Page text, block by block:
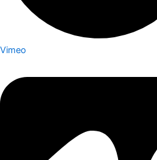
Vimeo